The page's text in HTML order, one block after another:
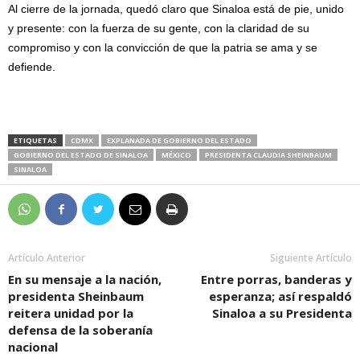
Al cierre de la jornada, quedó claro que Sinaloa está de pie, unido
y presente: con la fuerza de su gente, con la claridad de su
compromiso y con la convicción de que la patria se ama y se
defiende.
ETIQUETAS CDMX
EXPLANADA DE GOBIERNO DEL ESTADO
GOBIERNO DEL ESTADO DE SINALOA
MÉXICO
PRESIDENTA CLAUDIA SHEINBAUM
SINALOA
Artículo Anterior
En su mensaje a la nación,
presidenta Sheinbaum
reitera unidad por la
defensa de la soberanía
nacional
Siguiente Artículo
Entre porras, banderas y
esperanza; así respaldó
Sinaloa a su Presidenta